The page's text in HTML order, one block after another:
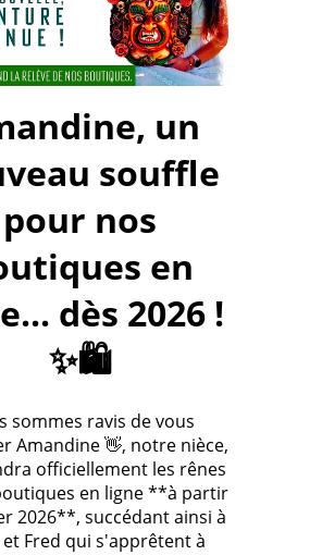
un
souffle
pour nos
en
dès 2026 !
✨🛍️
sommes ravis de vous
Amandine 👋, notre nièce,
officiellement les rênes
en ligne **à partir
2026**, succédant ainsi à
et Fred qui s'apprêtent à